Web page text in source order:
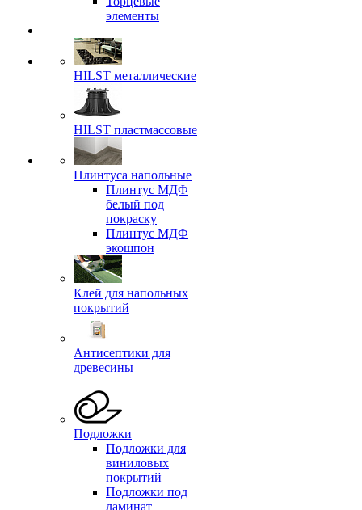
элементы
HILST металлические
HILST пластмассовые
Плинтуса напольные
Плинтус МДФ
белый под
покраску
Плинтус МДФ
экошпон
Клей для напольных
покрытий
Антисептики для
древесины
Подложки
Подложки для
виниловых
покрытий
Подложки под
ламинат